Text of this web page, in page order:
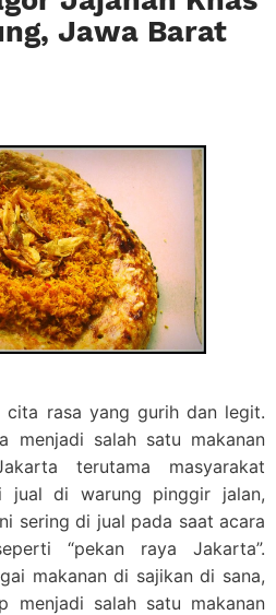
Jawa Barat
cita rasa yang gurih dan legit.
menjadi salah satu makanan
terutama masyarakat
di warung pinggir jalan,
sering di jual pada saat acara
“pekan raya Jakarta”.
makanan di sajikan di sana,
menjadi salah satu makanan